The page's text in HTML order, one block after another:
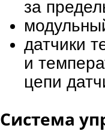
за
датчики
и
цепи
Система